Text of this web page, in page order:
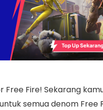
Fire! Sekarang
untuk semua denom Free